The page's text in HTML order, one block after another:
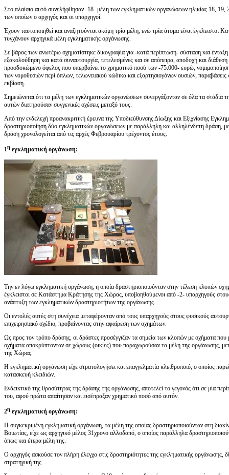
Στο πλαίσιο αυτό συνελήφθησαν -18- μέλη των εγκληματικών οργανώσεων ηλικίας 18,
των οποίων ο αρχηγός και οι υπαρχηγοί.
Έχουν ταυτοποιηθεί και αναζητούνται ακόμη τρία μέλη, ενώ τρία άτομα είναι
τυγχάνουν αρχηγικά μέλη εγκληματικής οργάνωσης.
Σε βάρος των ανωτέρω σχηματίστηκε δικογραφία για -κατά περίπτωση- σύσταση και
εξακολούθηση και κατά συναυτουργία, τετελεσμένες και σε απόπειρα, αποδοχή και
προσδοκώμενο όφελος που υπερβαίνει το χρηματικό ποσό των -75.000- ευρώ,
των νομοθεσιών περί όπλων, τελωνειακού κώδικα και εξαρτησιογόνων ουσιών, παραβάσεις
εκβίαση.
Σημειώνεται ότι τα μέλη των εγκληματικών οργανώσεων συνεργάζονταν σε όλα τα στάδια
αυτών διατηρούσαν συγγενικές σχέσεις μεταξύ τους.
Από την ενδελεχή προανακριτική έρευνα της Υποδιεύθυνσης Δίωξης και Εξιχνίασης
δραστηριοποίηση δύο εγκληματικών οργανώσεων με παράλληλη και αλληλένδετη δράση,
δράση χρονολογείται από τις αρχές Φεβρουαρίου τρέχοντος έτους.
1η εγκληματική οργάνωση:
Την εν λόγω εγκληματική οργάνωση, η οποία δραστηριοποιούνταν στην τέλεση κλοπών
έγκλειστοι σε Κατάστημα Κράτησης της Χώρας, υποβοηθούμενοι από -2- υπαρχηγούς
ανάπτυξη των εγκληματικών δραστηριοτήτων της οργάνωσης.
Οι εντολές αυτές στη συνέχεια μεταφέρονταν από τους υπαρχηγούς στους φυσικούς
επιχειρησιακό σχέδιο, προβαίνοντας στην αφαίρεση των οχημάτων.
Ως προς τον τρόπο δράσης, οι δράστες προσέγγιζαν τα σημεία των κλοπών με οχήματα που
οχήματα αποκρύπτονταν σε χώρους (οικίες) που παραχωρούσαν τα μέλη της οργάνωσης,
της Χώρας.
Η εγκληματική οργάνωση είχε στρατολογήσει και επαγγελματία κλειθροποιό, ο οποίος
κατασκευή κλειδιών.
Ενδεικτικό της θρασύτητας της δράσης της οργάνωσης, αποτελεί το γεγονός ότι σε μία
του, αφού πρώτα απαίτησαν και εισέπραξαν χρηματικό ποσό από αυτόν.
2η εγκληματική οργάνωση:
Η συγκεκριμένη εγκληματική οργάνωση, τα μέλη της οποίας δραστηριοποιούνταν στη
Βοιωτίας, είχε ως αρχηγικό μέλος 31χρονο αλλοδαπό, ο οποίος παράλληλα
όπως και έτερα μέλη της.
Ο αρχηγός ασκούσε τον πλήρη έλεγχο στις δραστηριότητες της εγκληματικής οργάνωσης,
στρατηγική της.